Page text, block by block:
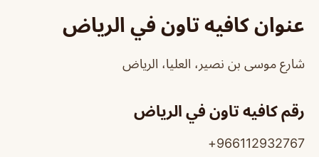
عنوان كافيه تاون في الرياض
شارع موسى بن نصير، العليا، الرياض
رقم كافيه تاون في الرياض
966112932767+